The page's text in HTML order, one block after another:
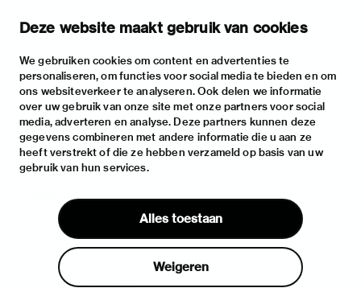
Deze website maakt gebruik van cookies
We gebruiken cookies om content en advertenties te
personaliseren, om functies voor social media te bieden en om
ons websiteverkeer te analyseren. Ook delen we informatie
over uw gebruik van onze site met onze partners voor social
media, adverteren en analyse. Deze partners kunnen deze
gegevens combineren met andere informatie die u aan ze
heeft verstrekt of die ze hebben verzameld op basis van uw
gebruik van hun services.
Alles toestaan
Weigeren
activiteiten
praktische informatie
over
het museum
de collectie
fondsen & partners
huisregels
privacy & cookies
disclaimer & colofon